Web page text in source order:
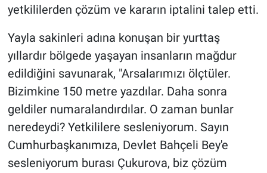
yetkililerden çözüm ve kararın iptalini talep etti.
Yayla sakinleri adına konuşan bir yurttaş
yıllardır bölgede yaşayan insanların mağdur
edildiğini savunarak, "Arsalarımızı ölçtüler.
Bizimkine 150 metre yazdılar. Daha sonra
geldiler numaralandırdılar. O zaman bunlar
neredeydi? Yetkililere sesleniyorum. Sayın
Cumhurbaşkanımıza, Devlet Bahçeli Bey'e
sesleniyorum burası Çukurova, biz çözüm